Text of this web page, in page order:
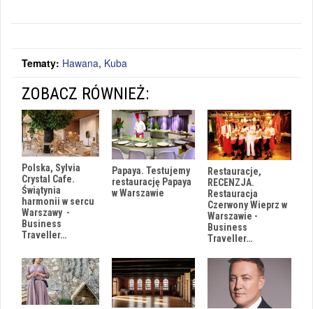
Tematy: Hawana, Kuba
ZOBACZ RÓWNIEŻ:
Polska, Sylvia
Crystal Cafe.
Świątynia
harmonii w sercu
Warszawy -
Business
Traveller…
Papaya. Testujemy
restaurację Papaya
w Warszawie
Restauracje,
RECENZJA.
Restauracja
Czerwony Wieprz w
Warszawie -
Business
Traveller…